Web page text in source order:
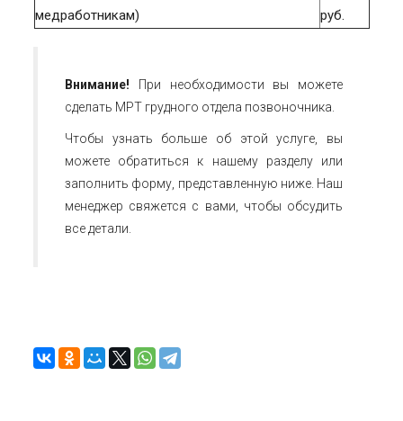
медработникам)
руб.
Внимание! При необходимости вы можете
сделать МРТ грудного отдела позвоночника
Чтобы узнать больше об этой услуге, вы
можете обратиться к нашему разделу или
заполнить форму, представленную ниже. Наш
менеджер свяжется с вами, чтобы обсудить
все детали.